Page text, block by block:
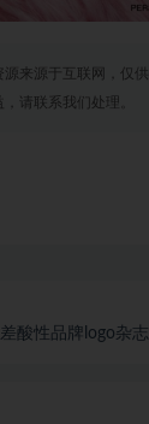
源来源于互联网，仅
请联系我们处理。
酸性品牌logo杂